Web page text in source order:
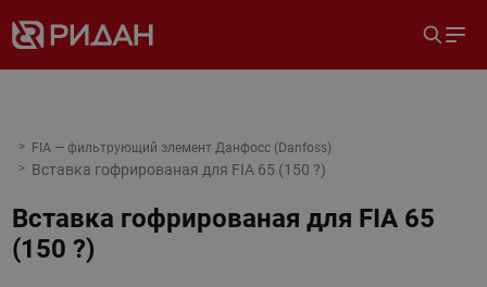
FIA — фильтрующий элемент Данфосс (Danfoss)
Вставка гофрированая для FIA 65 (150 ?)
Вставка гофрированая для FIA 65
(150 ?)